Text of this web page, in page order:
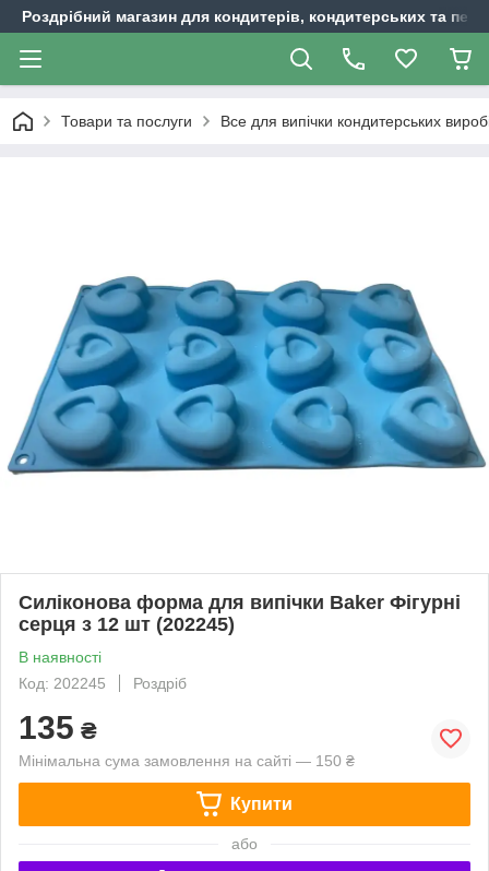
Роздрібний магазин для кондитерів, кондитерських та
Товари та послуги Все для випічки кондитерських
Силіконова форма для випічки Baker Фігурні
серця з 12 шт (202245)
В наявності
Код: 202245
Роздріб
135 ₴
Мінімальна сума замовлення на сайті — 150 ₴
Купити
або